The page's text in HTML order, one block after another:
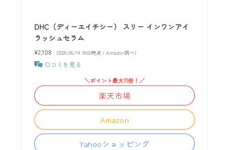
DHC（ディーエイチシー） スリー インワンアイ
ラッシュセラム
¥2,108 （2026/06/14 18:02時点 | Amazon調べ）
口コミを見る
Amazon
＼ポイント最大11倍！／
楽天市場
Yahooショッピング